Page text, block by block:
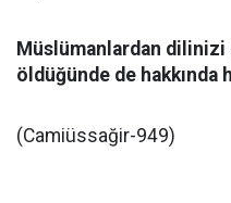
Müslümanlardan
öldüğünde de hakkında
(Camiüssağir-949)